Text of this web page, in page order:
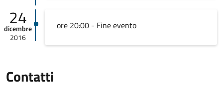
24
dicembre
2016
ore 20:00 - Fine evento
Contatti